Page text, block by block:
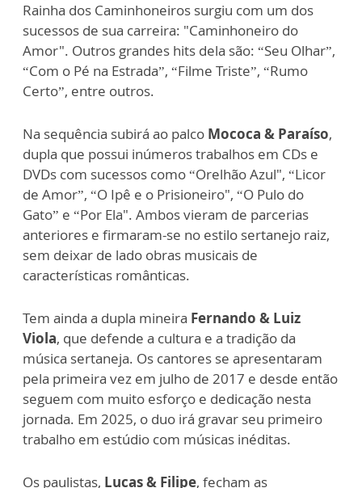
Rainha dos Caminhoneiros surgiu com um dos
sucessos de sua carreira: "Caminhoneiro do
Amor". Outros grandes hits dela são: “Seu Olhar”,
“Com o Pé na Estrada”, “Filme Triste”, “Rumo
Certo”, entre outros.
Na sequência subirá ao palco Mococa & Paraíso,
dupla que possui inúmeros trabalhos em CDs e
DVDs com sucessos como “Orelhão Azul", “Licor
de Amor”, “O Ipê e o Prisioneiro", “O Pulo do
Gato” e “Por Ela". Ambos vieram de parcerias
anteriores e firmaram-se no estilo sertanejo raiz,
sem deixar de lado obras musicais de
características românticas.
Tem ainda a dupla mineira Fernando & Luiz
Viola, que defende a cultura e a tradição da
música sertaneja. Os cantores se apresentaram
pela primeira vez em julho de 2017 e desde então
seguem com muito esforço e dedicação nesta
jornada. Em 2025, o duo irá gravar seu primeiro
trabalho em estúdio com músicas inéditas.
Os paulistas, Lucas & Filipe, fecham as